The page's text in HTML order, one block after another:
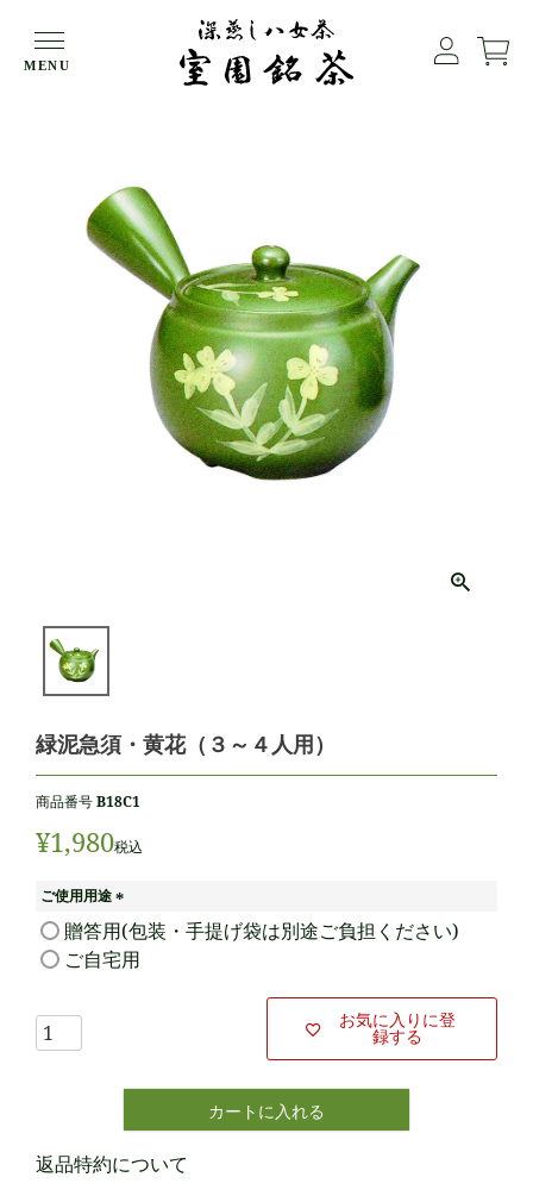
MENU
HOME 緑泥急須・黄花（３～４人用）
緑泥急須・黄花（３～４人用）
商品番号 B18C1
¥1,980税込
ご使用用途
(
必
須
贈答用(包装・手提げ袋は別途ご負担ください)
ご自宅用
お気に入りに登
録する
カートに入れる
返品特約について